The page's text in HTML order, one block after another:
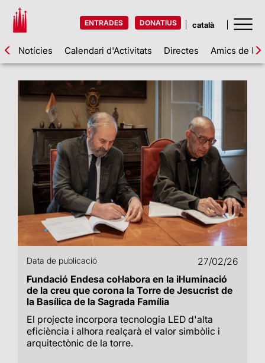
ENTRADES DONATIUS
Notícies Calendari d'Activitats Directes Amics de la
Data de publicació
27/02/26
Fundació Endesa col·labora en la il·luminació
de la creu que corona la Torre de Jesucrist de
la Basílica de la Sagrada Família
El projecte incorpora tecnologia LED d'alta
eficiència i alhora realçarà el valor simbòlic i
arquitectònic de la torre.